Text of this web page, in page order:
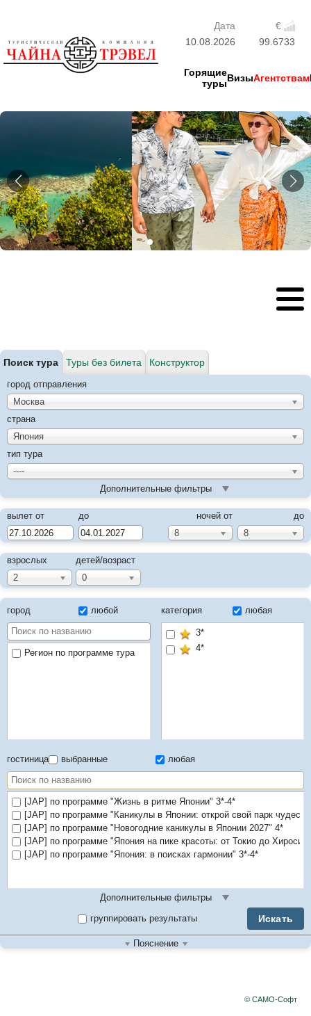
Дата
€
10.08.2026
99.6733
Горящие
турыВизыАгентствам
Поиск тура Туры без билета Конструктор
город отправления
Москва
страна
Япония
тип тура
----
Дополнительные фильтры
вылет от
ночей от
8
до
до
8
взрослых
2
детей/возраст
0
город любой
Регион по программе тура
категория любая
3*
4*
гостиница выбранные любая
[JAP] по программе "Жизнь в ритме Японии" 3*-4*
[JAP] по программе "Каникулы в Японии: открой свой парк чудес"
[JAP] по программе "Новогодние каникулы в Японии 2027" 4*
[JAP] по программе "Япония на пике красоты: от Токио до
[JAP] по программе "Япония: в поисках гармонии" 3*-4*
Дополнительные фильтры
Искать
группировать результаты
Пояснение
© САМО-Софт